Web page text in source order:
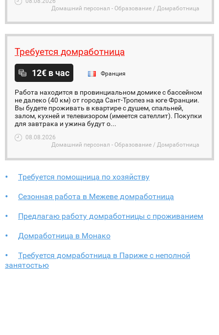
Домашний персонал - Образование / Домработница
Требуется домработница
12€ в час Франция
Работа находится в провинциальном домике с бассейном
не далеко (40 км) от города Сант-Тропез на юге Франции.
Вы будете проживать в квартире с душем, спальней,
залом, кухней и телевизором (имеется сателлит). Покупки
для завтрака и ужина будут о...
08.08.2026
Домашний персонал - Образование / Домработница
Требуется помощница по хозяйству
Сезонная работа в Межеве домработница
Предлагаю работу домработницы с проживанием
Домработница в Монако
Требуется домработница в Париже с неполной
занятостью